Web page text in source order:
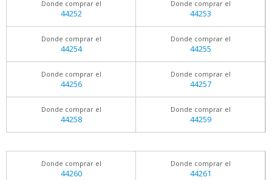
Donde comprar el
44252
Donde comprar el
44253
Donde comprar el
44254
Donde comprar el
44255
Donde comprar el
44256
Donde comprar el
44257
Donde comprar el
44258
Donde comprar el
44259
Donde comprar el
44260
Donde comprar el
44261